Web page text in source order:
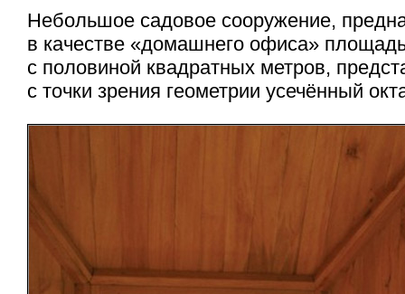
Небольшое садовое сооружение,
в качестве «домашнего офиса»
с половиной квадратных метров,
с точки зрения геометрии усечённый